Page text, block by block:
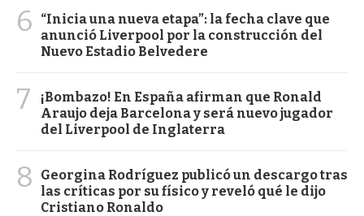
6
“Inicia una nueva etapa”: la fecha clave que
anunció Liverpool por la construcción del
Nuevo Estadio Belvedere
7
¡Bombazo! En España afirman que Ronald
Araujo deja Barcelona y será nuevo jugador
del Liverpool de Inglaterra
8
Georgina Rodríguez publicó un descargo tras
las críticas por su físico y reveló qué le dijo
Cristiano Ronaldo